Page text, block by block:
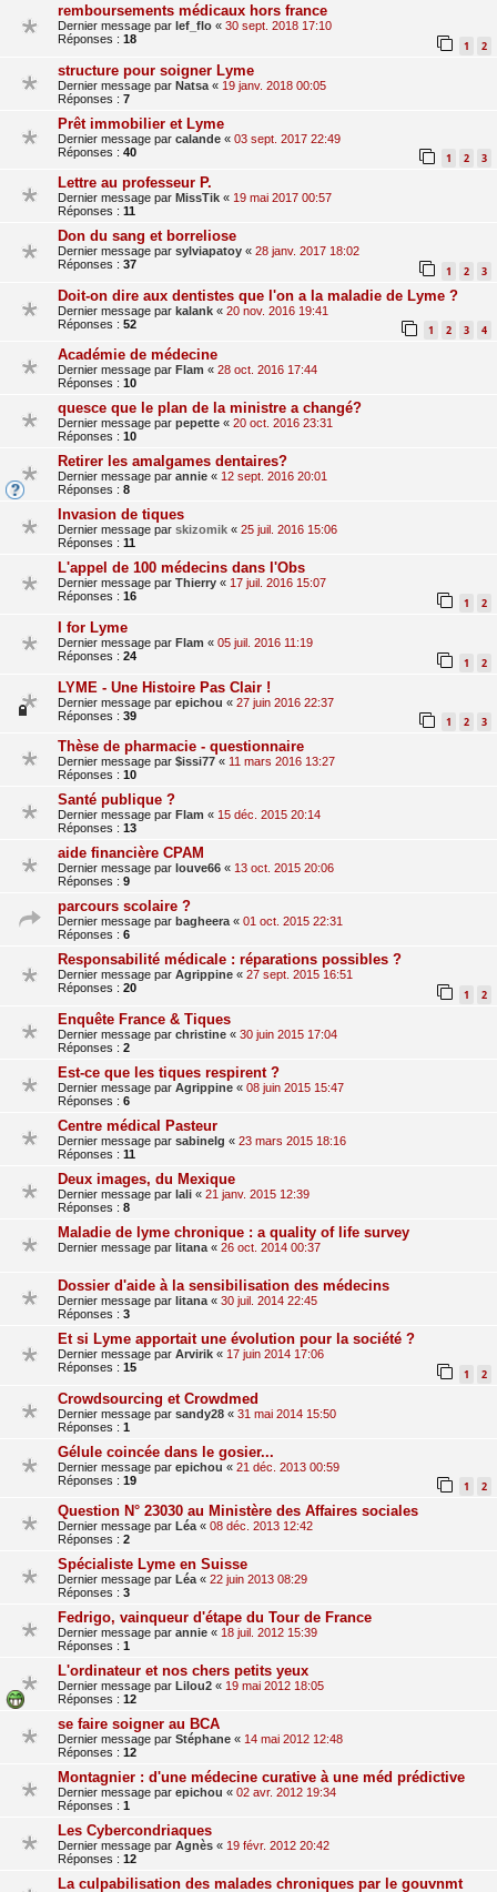
remboursements médicaux hors france
Dernier message par lef_flo « 30 sept. 2018 17:10
Réponses : 18 1 2
structure pour soigner Lyme
Dernier message par Natsa « 19 janv. 2018 00:05
Réponses : 7
Prêt immobilier et Lyme
Dernier message par calande « 03 sept. 2017 22:49
Réponses : 40 1 2 3
Lettre au professeur P.
Dernier message par MissTik « 19 mai 2017 00:57
Réponses : 11
Don du sang et borreliose
Dernier message par sylviapatoy « 28 janv. 2017 18:02
Réponses : 37 1 2 3
Doit-on dire aux dentistes que l'on a la maladie de Lyme ?
Dernier message par kalank « 20 nov. 2016 19:41
Réponses : 52 1 2 3 4
Académie de médecine
Dernier message par Flam « 28 oct. 2016 17:44
Réponses : 10
quesce que le plan de la ministre a changé?
Dernier message par pepette « 20 oct. 2016 23:31
Réponses : 10
Retirer les amalgames dentaires?
Dernier message par annie « 12 sept. 2016 20:01
Réponses : 8
Invasion de tiques
Dernier message par skizomik « 25 juil. 2016 15:06
Réponses : 11
L'appel de 100 médecins dans l'Obs
Dernier message par Thierry « 17 juil. 2016 15:07
Réponses : 16 1 2
I for Lyme
Dernier message par Flam « 05 juil. 2016 11:19
Réponses : 24 1 2
LYME - Une Histoire Pas Clair !
Dernier message par epichou « 27 juin 2016 22:37
Réponses : 39 1 2 3
Thèse de pharmacie - questionnaire
Dernier message par $issi77 « 11 mars 2016 13:27
Réponses : 10
Santé publique ?
Dernier message par Flam « 15 déc. 2015 20:14
Réponses : 13
aide financière CPAM
Dernier message par louve66 « 13 oct. 2015 20:06
Réponses : 9
parcours scolaire ?
Dernier message par bagheera« 01 oct. 2015 22:31
Réponses : 6
Responsabilité médicale : réparations possibles ?
Dernier message par Agrippine « 27 sept. 2015 16:51
Réponses : 20 1 2
Enquête France & Tiques
Dernier message par christine « 30 juin 2015 17:04
Réponses : 2
Est-ce que les tiques respirent ?
Dernier message par Agrippine « 08 juin 2015 15:47
Réponses : 6
Centre médical Pasteur
Dernier message par sabinelg « 23 mars 2015 18:16
Réponses : 11
Deux images, du Mexique
Dernier message par lali « 21 janv. 2015 12:39
Réponses : 8
Maladie de lyme chronique : a quality of life survey
Dernier message par litana « 26 oct. 2014 00:37
Dossier d'aide à la sensibilisation des médecins
Dernier message par litana « 30 juil. 2014 22:45
Réponses : 3
Et si Lyme apportait une évolution pour la société ?
Dernier message par Arvirik « 17 juin 2014 17:06
Réponses : 15 1 2
Crowdsourcing et Crowdmed
Dernier message par sandy28 « 31 mai 2014 15:50
Réponses : 1
Gélule coincée dans le gosier...
Dernier message par epichou « 21 déc. 2013 00:59
Réponses : 19 1 2
Question N° 23030 au Ministère des Affaires sociales
Dernier message par Léa « 08 déc. 2013 12:42
Réponses : 2
Spécialiste Lyme en Suisse
Dernier message par Léa « 22 juin 2013 08:29
Réponses : 3
Fedrigo, vainqueur d'étape du Tour de France
Dernier message par annie « 18 juil. 2012 15:39
Réponses : 1
L'ordinateur et nos chers petits yeux
Dernier message par Lilou2 « 19 mai 2012 18:05
Réponses : 12
se faire soigner au BCA
Dernier message par Stéphane « 14 mai 2012 12:48
Réponses : 12
Montagnier : d'une médecine curative à une méd prédictive
Dernier message par epichou « 02 avr. 2012 19:34
Réponses : 1
Les Cybercondriaques
Dernier message par Agnès « 19 févr. 2012 20:42
Réponses : 12
La culpabilisation des malades chroniques par le gouvnmt